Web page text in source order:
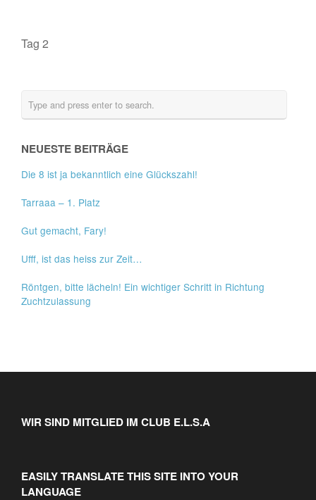
Tag 2
NEUESTE BEITRÄGE
Die 8 ist ja bekanntlich eine Glückszahl!
Tarraaa – 1. Platz
Gut gemacht, Fary!
Ufff, ist das heiss zur Zeit…
Röntgen, bitte lächeln! Ein wichtiger Schritt in Richtung
Zuchtzulassung
WIR SIND MITGLIED IM CLUB E.L.S.A
EASILY TRANSLATE THIS SITE INTO YOUR
LANGUAGE